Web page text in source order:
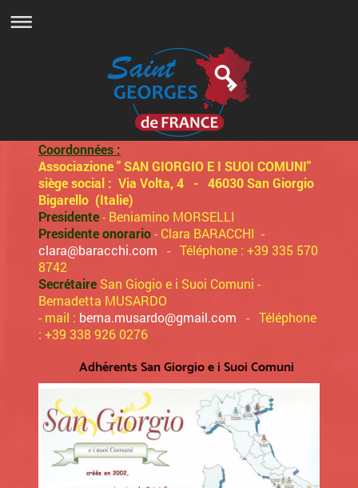
Coordonnées :
Associazione " SAN GIORGIO E I SUOI COMUNI"
siège social : Via Volta, 4 - 46030 San Giorgio
Bigarello (Italie)
Presidente- Beniamino MORSELLI
Presidente onorario- Clara BARACCHI -
clara@baracchi.com - Téléphone : +39 335 570
8742
Secrétaire San Giogio e i Suoi Comuni -
Bernadetta MUSARDO
- mail : berna.musardo@gmail.com
- Téléphone
: +39 338 926 0276
Adhérents San Giorgio e i Suoi Comuni